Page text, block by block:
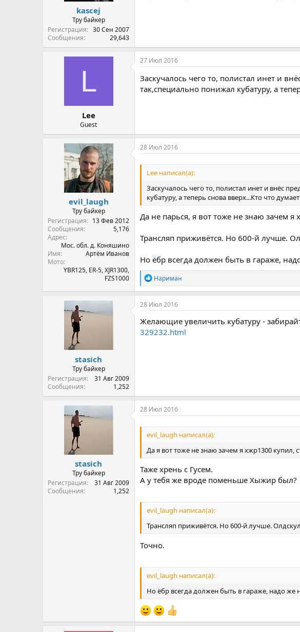
kascej
Тру байкер
Регистрация
30 Сен 2007
Сообщения
29,643
L
Lee
Guest
27 Июл 2016
Заскучалось чего то, полистал инет и
так,специально понижал кубатуру, а
evil_laugh
Тру байкер
Регистрация
13 Фев 2012
Сообщения
5,176
Адрес
Мос. обл. д. Коняшино
Имя
Артём Иванов
Мото
YBR125, ER-5, XJR1300,
FZS1000
28 Июл 2016
Lee написал(а):
Заскучалось чего то, полистал инет и внёс
кубатуру, а теперь снова вверх...Кто что
Да не парься, я вот тоже не знаю зачем я
Трансляп приживётся. Но 600-й лучше.
Но ёбр всегда должен быть в гараже,
R
e
a
c
i
o
n
Нариман
stasich
Тру байкер
Регистрация
31 Авг 2009
Сообщения
1,252
28 Июл 2016
Желающие увеличить кубатуру -
329232.html
stasich
Тру байкер
Регистрация
31 Авг 2009
Сообщения
1,252
28 Июл 2016
evil_laugh написал(а):
Да я вот тоже не знаю зачем я хжр1300 купил,
Таже хрень с Гусем.
А у тебя же вроде поменьше Хыжир был?
evil_laugh написал(а):
Трансляп приживётся. Но 600-й лучше.
Точно.
evil_laugh написал(а):
Но ёбр всегда должен быть в гараже, надо же